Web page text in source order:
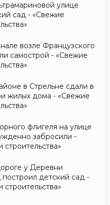
улице
сад - «Свежие
возле Французского
самострой - «Свежие
в Стрельне сдали в
жилых дома - «Свежие
флигеля на улице
забросили -
у Деревни
детский сад -